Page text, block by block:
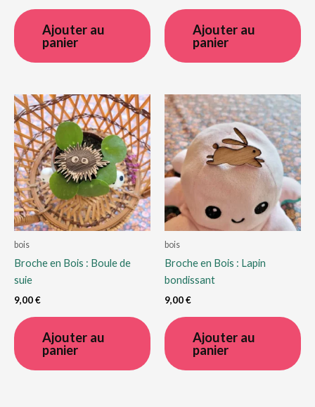
Ajouter au
panier
Ajouter au
panier
bois
Broche en Bois : Boule de
suie
9,00€
Ajouter au
panier
bois
Broche en Bois : Lapin
bondissant
9,00€
Ajouter au
panier